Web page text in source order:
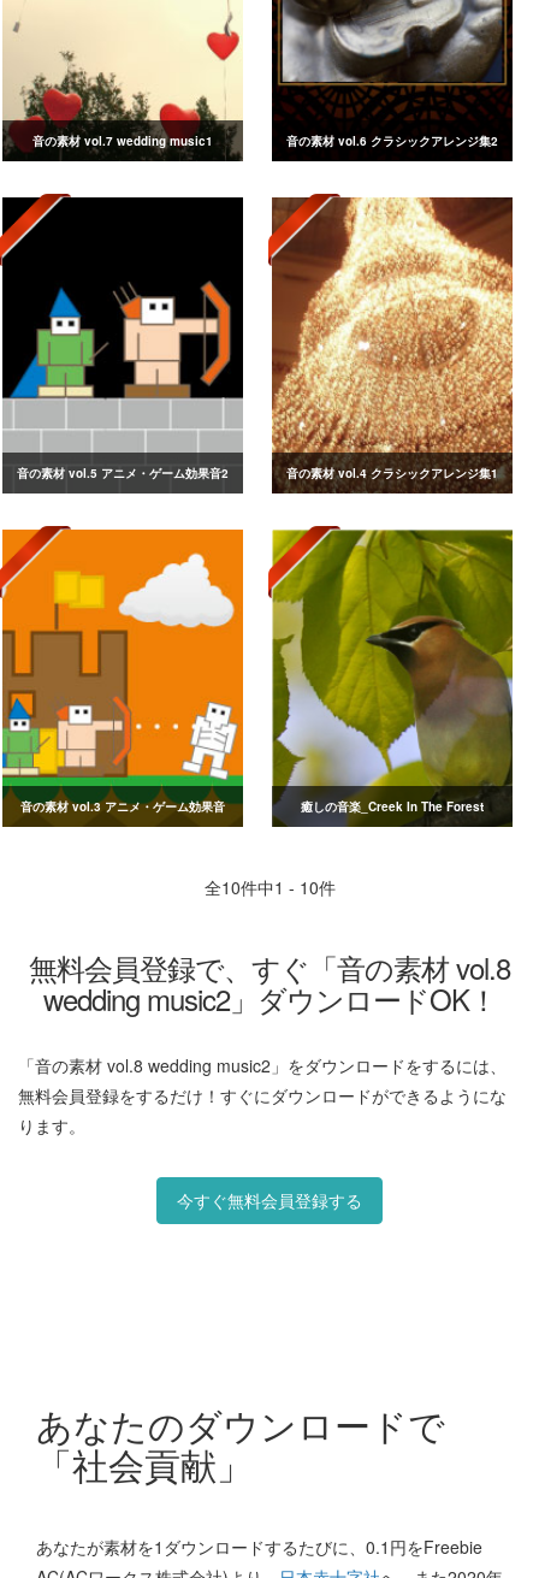
音の素材 vol.7 wedding music1 音の素材 vol.6 クラシックアレンジ集2
音の素材 vol.5 アニメ・ゲーム効果音2 音の素材 vol.4 クラシックアレンジ集1
音の素材 vol.3 アニメ・ゲーム効果音 癒しの音楽_Creek In The Forest
全10件中1 - 10件
無料会員登録で、すぐ「音の素材 vol.8
wedding music2」ダウンロードOK！
「音の素材 vol.8 wedding music2」をダウンロードをするには、
無料会員登録をするだけ！すぐにダウンロードができるようにな
ります。
今すぐ無料会員登録する
あなたのダウンロードで
「社会貢献」
あなたが素材を1ダウンロードするたびに、0.1円をFreebie